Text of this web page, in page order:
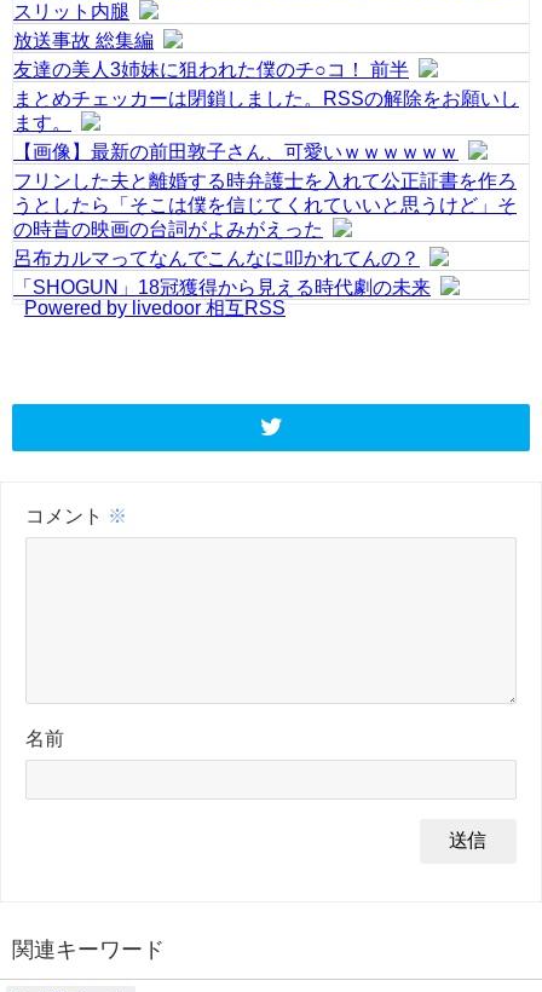
スリット内腿
放送事故 総集編
友達の美人3姉妹に狙われた僕のチ○コ！ 前半
まとめチェッカーは閉鎖しました。RSSの解除をお願いし
ます。
【画像】最新の前田敦子さん、可愛いｗｗｗｗｗｗ
フリンした夫と離婚する時弁護士を入れて公正証書を作ろ
うとしたら「そこは僕を信じてくれていいと思うけど」そ
の時昔の映画の台詞がよみがえった
呂布カルマってなんでこんなに叩かれてんの？
「SHOGUN」18冠獲得から見える時代劇の未来
Powered by livedoor 相互RSS
コメント ※
名前
関連キーワード